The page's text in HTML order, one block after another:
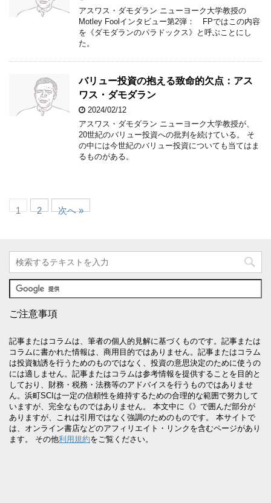
アスワス・ダモダラン ニューヨーク大学教授の
Motley Foolインタビュー第2弾： FPではこの内容
を《ダモダランのパラドックス》と呼ぶことにし
た。
バリュー投資の抱える致命的欠点：アス
ワス・ダモダラン
2024/02/12
アスワス・ダモダラン ニューヨーク大学教授が、
20世紀のバリュー投資への批判を続けている。 そ
の中には今世紀のバリュー投資についても当てはま
るものがある。
1 2 次へ »
ご注意事項
記事またはコラムは、筆者の個人的見解に基づくものです。記事または
コラムに書かれた情報は、商用目的ではありません。記事またはコラム
は投資勧誘を行うためのものではなく、投資の意思決定のために使うの
には適しません。記事またはコラムは参考情報を提供することを目的と
しており、財務・税務・法務等のアドバイスを行うものではありませ
ん。浜町SCIは一定の信頼性を維持するための合理的な範囲で努力して
いますが、完全なものではありません。 本文中に《》で囲んだ部分が
ありますが、これは引用ではなく強調のためのものです。 本サイトで
は、オンライン書店などのアフィリエイト・リンクを含むページがあり
ます。 その他利用規約をご覧ください。